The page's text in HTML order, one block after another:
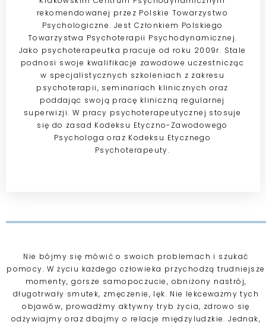
rekomendowanej przez Polskie Towarzystwo
Psychologiczne. Jest Członkiem Polskiego
Towarzystwa Psychoterapii Psychodynamicznej.
Jako psychoterapeutka pracuje od roku 2009r. Stale
podnosi swoje kwalifikacje zawodowe uczestnicząc
w specjalistycznych szkoleniach z zakresu
psychoterapii, seminariach klinicznych oraz
poddając swoją pracę kliniczną regularnej
superwizji. W pracy psychoterapeutycznej stosuje
się do zasad Kodeksu Etyczno-Zawodowego
Psychologa oraz Kodeksu Etycznego
Psychoterapeuty.
Nie bójmy się mówić o swoich problemach i szukać
pomocy. W życiu każdego człowieka przychodzą trudniejsze
momenty, gorsze samopoczucie, obniżony nastrój,
długotrwały smutek, zmęczenie, lęk. Nie lekceważmy tych
objawów, prowadźmy aktywny tryb życia, zdrowo się
odżywiajmy oraz dbajmy o relacje międzyludzkie. Jednak,